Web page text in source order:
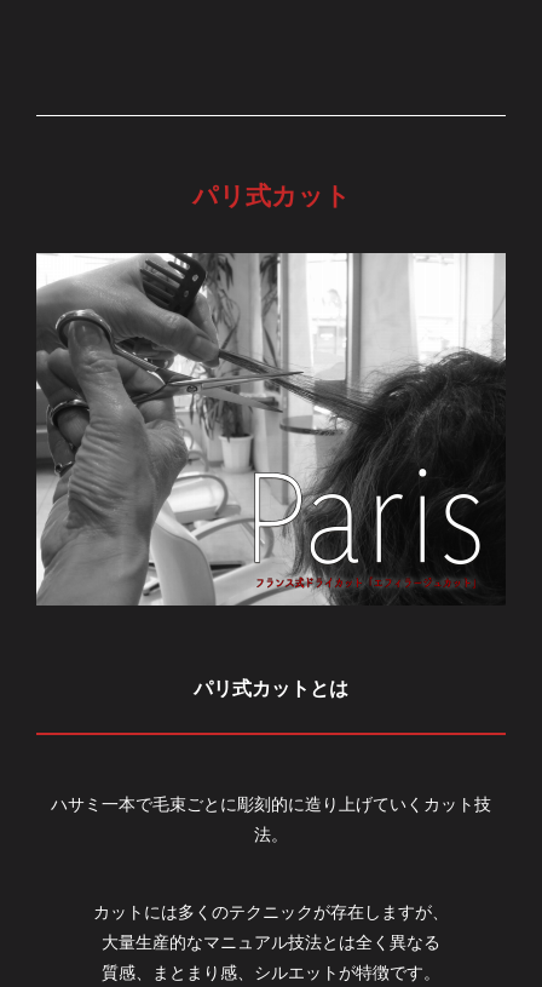
パリ式カット
パリ式カットとは
ハサミ一本で毛束ごとに彫刻的に造り上げていくカット技
法。
カットには多くのテクニックが存在しますが、
大量生産的なマニュアル技法とは全く異なる
質感、まとまり感、シルエットが特徴です。